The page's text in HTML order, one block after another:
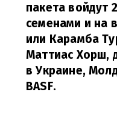
пакета войдут
семенами и на
или Карамба
Маттиас Хорш,
в Украине,
BASF.